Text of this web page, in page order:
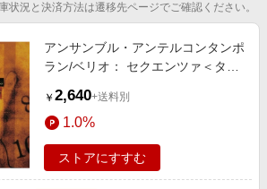
メラ
ゴルフ
予約
ンジ
カード分割払い
状況と決済方法は遷移先ページでご確認ください。
アンサンブル・アンテルコンタンポ
ラン/ベリオ： セクエンツァ＜タワ
￥ 2,640+送料別
1.0%
ストアにすすむ